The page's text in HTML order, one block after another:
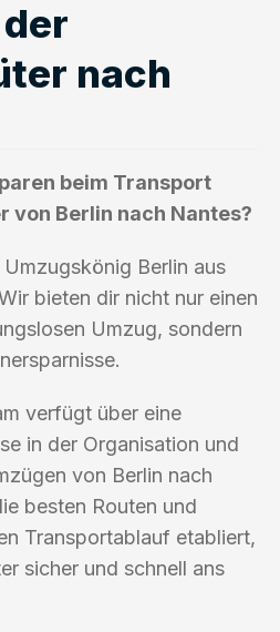
nach
beim Transport
von Berlin nach Nantes?
Berlin aus
bieten dir nicht nur einen
Umzug, sondern
verfügt über eine
in der Organisation und
von Berlin nach
besten Routen und
Transportablauf etabliert,
sicher und schnell ans